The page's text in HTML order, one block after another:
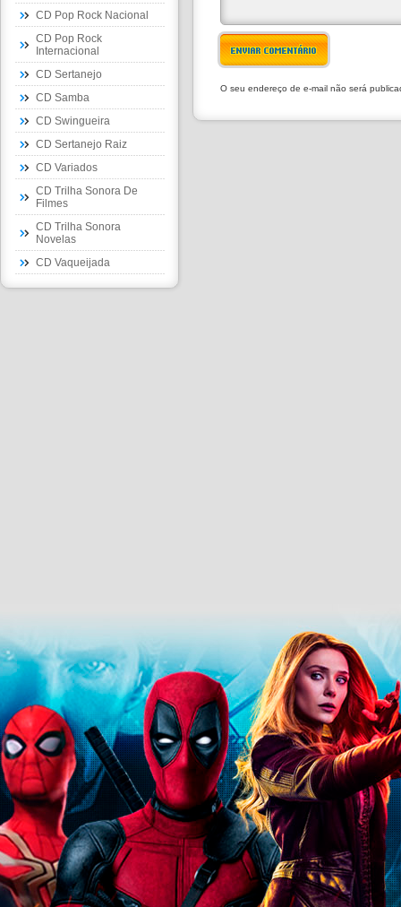
CD Pop Rock Nacional
CD Pop Rock
Internacional
CD Sertanejo
CD Samba
CD Swingueira
CD Sertanejo Raiz
CD Variados
CD Trilha Sonora De
Filmes
CD Trilha Sonora
Novelas
CD Vaqueijada
ENVIAR COMENTÁRIO
O seu endereço de e-mail não será